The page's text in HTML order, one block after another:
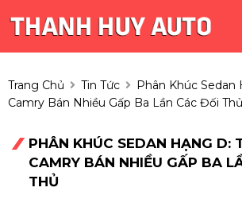
Trang Chủ Tin Tức
Phân Khúc Sedan
Camry Bán Nhiều Gấp Ba Lần Các Đối Thủ
PHÂN KHÚC SEDAN HẠNG D:
CAMRY BÁN NHIỀU GẤP BA
THỦ